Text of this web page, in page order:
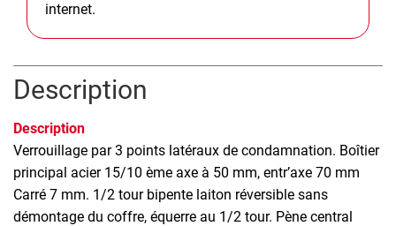
internet.
Description
Description
Verrouillage par 3 points latéraux de condamnation. Boîtier
principal acier 15/10 ème axe à 50 mm, entr’axe 70 mm
Carré 7 mm. 1/2 tour bipente laiton réversible sans
démontage du coffre, équerre au 1/2 tour. Pène central